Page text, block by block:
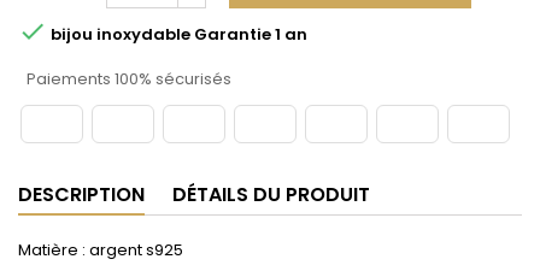
 bijou inoxydable Garantie 1 an
Paiements 100% sécurisés
DESCRIPTION DÉTAILS DU PRODUIT
Matière : argent s925